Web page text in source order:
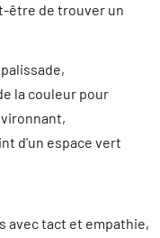
être de trouver un
la couleur pour
d'un espace vert
avec tact et empathie,